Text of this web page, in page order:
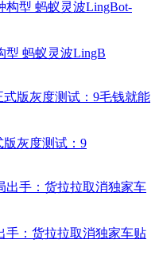
型 蚂蚁灵波LingB
版灰度测试：9
手：货拉拉取消独家车贴